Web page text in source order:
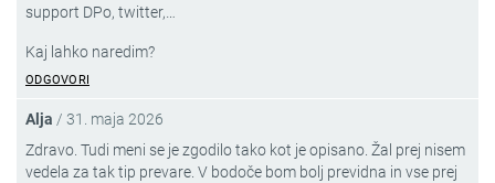
support DPo, twitter,…
Kaj lahko naredim?
ODGOVORI
Alja / 31. maja 2026
Zdravo. Tudi meni se je zgodilo tako kot je opisano. Žal prej nisem
vedela za tak tip prevare. V bodoče bom bolj previdna in vse prej